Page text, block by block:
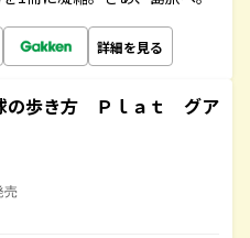
詳細を見る
の歩き方 Ｐｌａｔ グア
売